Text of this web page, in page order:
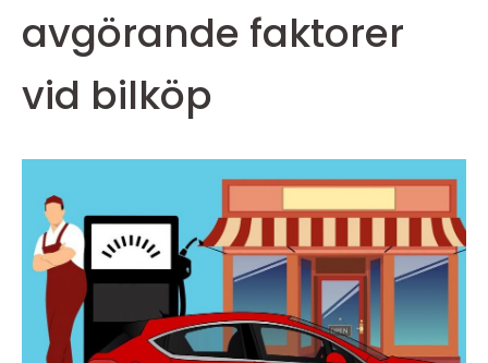
avgörande faktorer
vid bilköp